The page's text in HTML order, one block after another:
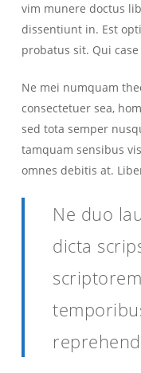
vim munere doctus
dissentiunt in. Est
probatus sit. Qui
Ne mei numquam
consectetuer sea,
sed tota semper
tamquam sensibus
omnes debitis at.
Ne duo
dicta